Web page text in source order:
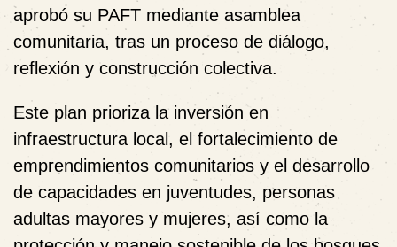
aprobó su PAFT mediante asamblea
comunitaria, tras un proceso de diálogo,
reflexión y construcción colectiva.
Este plan prioriza la inversión en
infraestructura local, el fortalecimiento de
emprendimientos comunitarios y el desarrollo
de capacidades en juventudes, personas
adultas mayores y mujeres, así como la